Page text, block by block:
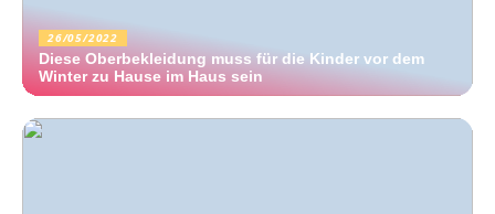
26/05/2022
Diese Oberbekleidung muss für die Kinder vor dem
Winter zu Hause im Haus sein